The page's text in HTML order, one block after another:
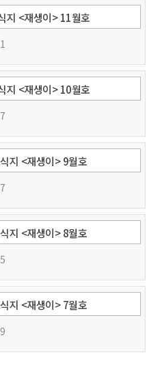
지 <재생이> 11월호
지 <재생이> 10월호
지 <재생이> 9월호
지 <재생이> 8월호
지 <재생이> 7월호